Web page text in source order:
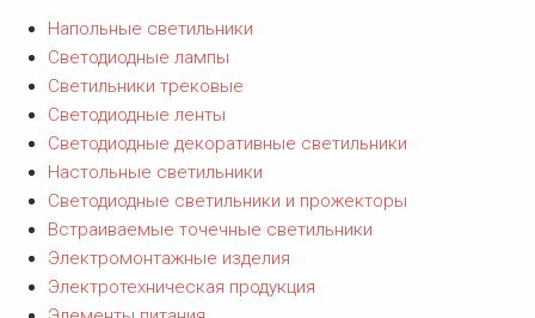
Напольные светильники
Светодиодные лампы
Светильники трековые
Светодиодные ленты
Светодиодные декоративные светильники
Настольные светильники
Светодиодные светильники и прожекторы
Встраиваемые точечные светильники
Электромонтажные изделия
Электротехническая продукция